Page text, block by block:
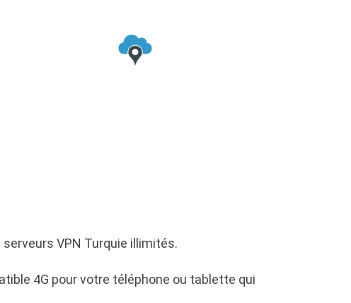
VPN Turquie illimités.
4G pour votre téléphone ou tablette qui